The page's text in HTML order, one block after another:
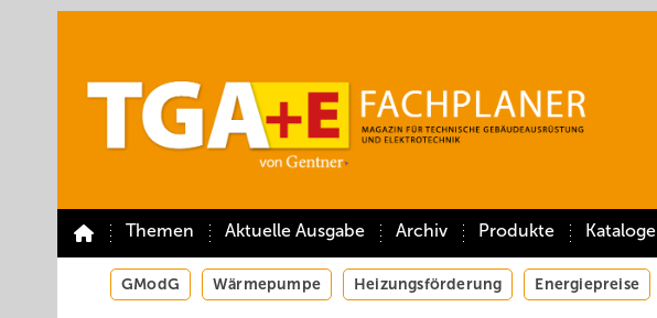
Themen Aktuelle Ausgabe Archiv Produkte Kataloge
GModG Wärmepumpe Heizungsförderung Energiepreise